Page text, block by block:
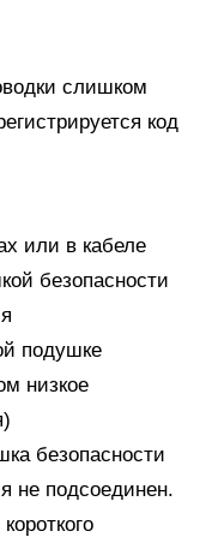
слишком
код
или в кабеле
безопасности
подушке
низкое
безопасности
не подсоединен.